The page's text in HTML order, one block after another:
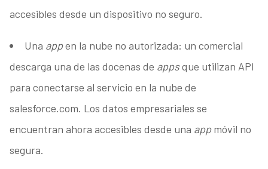
accesibles desde un dispositivo no seguro.
Una appen la nube no autorizada: un comercial
descarga una de las docenas de appsque utilizan API
para conectarse al servicio en la nube de
salesforce.com. Los datos empresariales se
encuentran ahora accesibles desde una appmóvil no
segura.